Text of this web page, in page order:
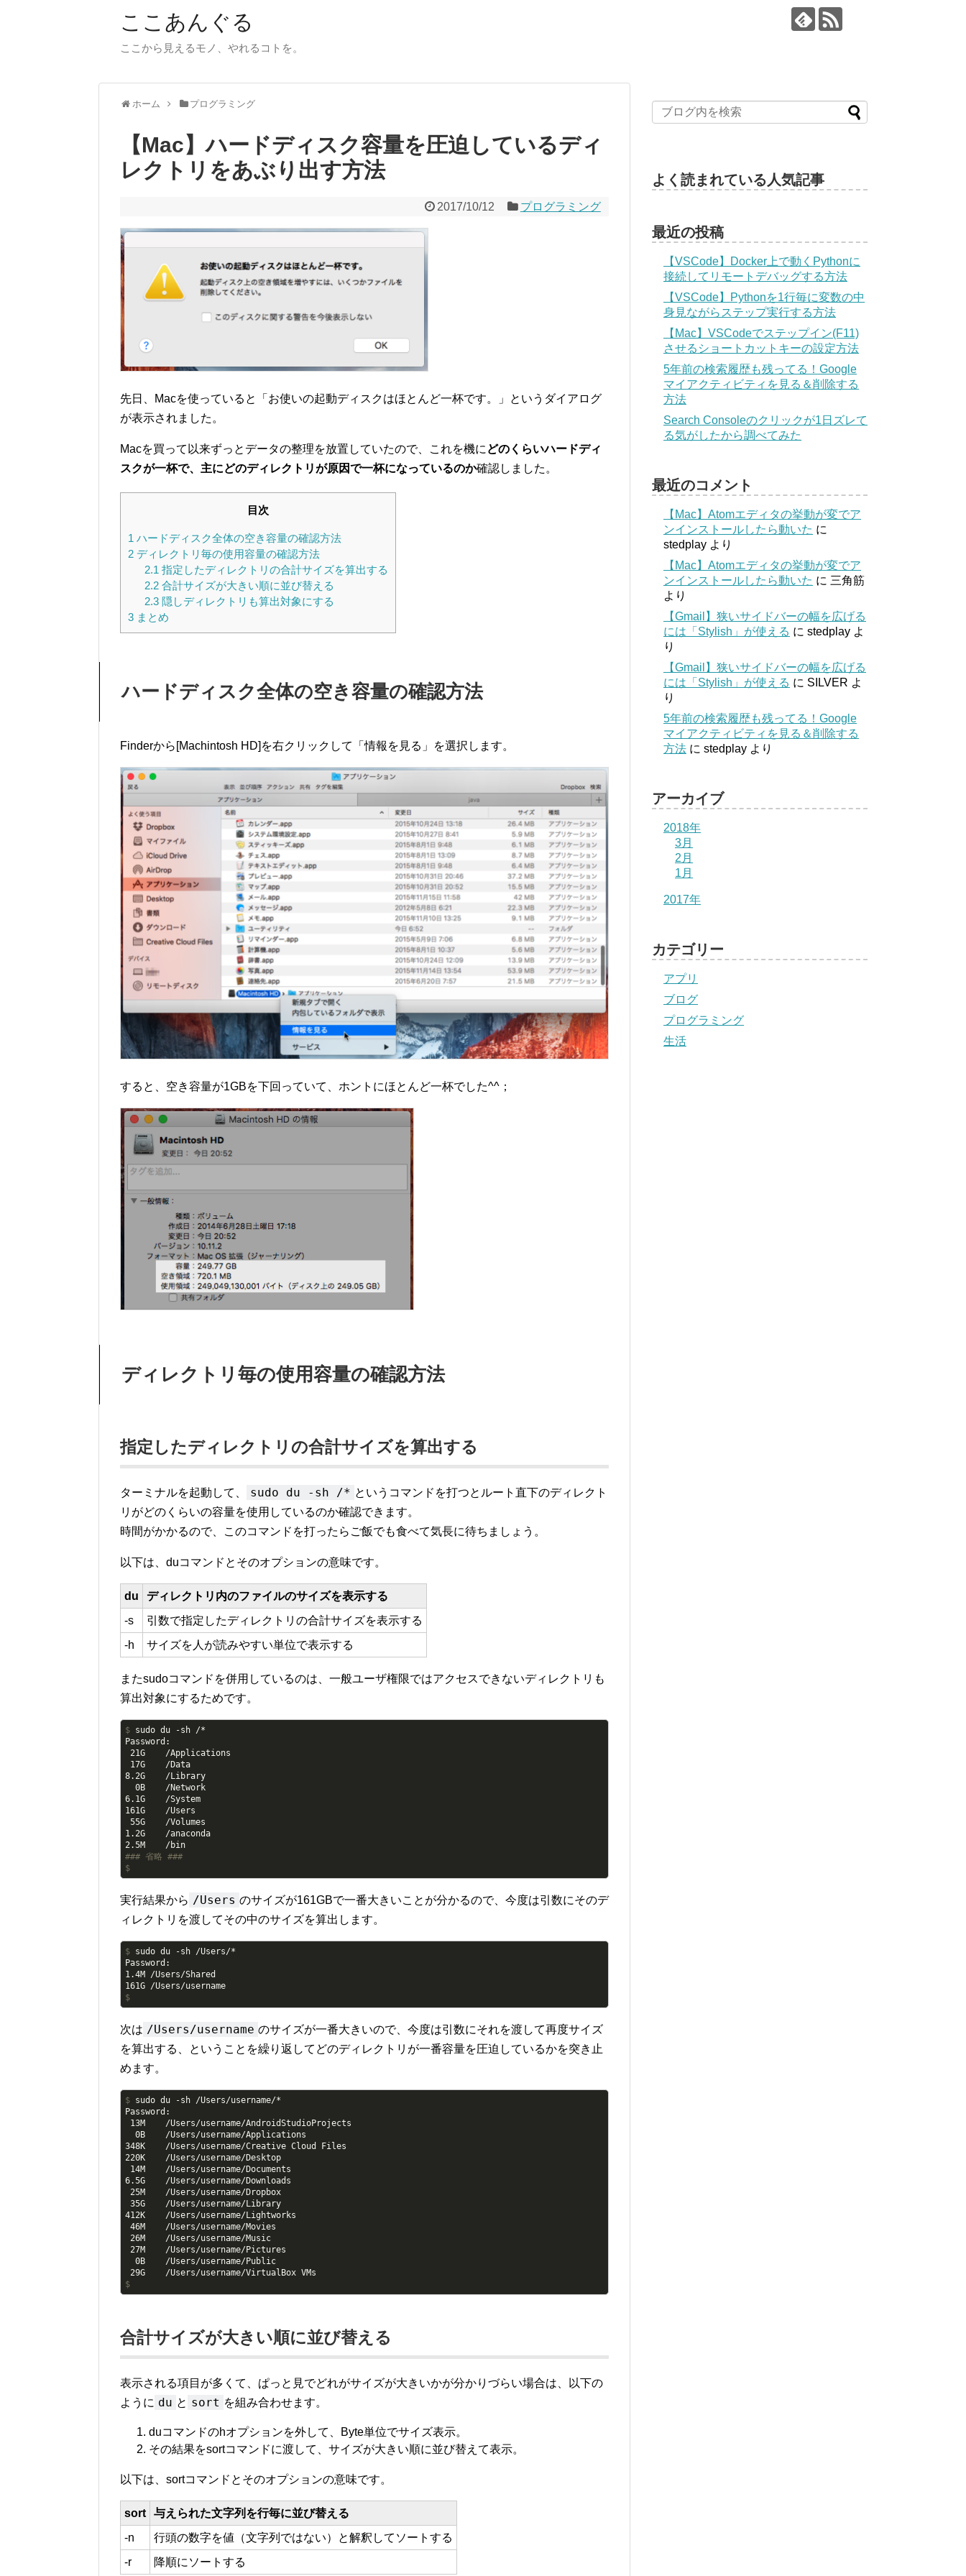
ここあんぐる
ここから見えるモノ、やれるコトを。
ホーム プログラミング
【Mac】ハードディスク容量を圧迫しているディ
レクトリをあぶり出す方法
2017/10/12 プログラミング
先日、Macを使っていると「お使いの起動ディスクはほとんど一杯です。」というダイアログ
が表示されました。
Macを買って以来ずっとデータの整理を放置していたので、これを機に どのくらいハードディ
スクが一杯で、主にどのディレクトリが原因で一杯になっているのか確認しました。
目次
1 ハードディスク全体の空き容量の確認方法
2 ディレクトリ毎の使用容量の確認方法
2.1 指定したディレクトリの合計サイズを算出する
2.2合計サイズが大きい順に並び替える
2.3隠しディレクトリも算出対象にする
3 まとめ
ハードディスク全体の空き容量の確認方法
Finderから[Machintosh HD]を右クリックして「情報を見る」を選択します。
すると、空き容量が1GBを下回っていて、ホントにほとんど一杯でした^^；
ディレクトリ毎の使用容量の確認方法
指定したディレクトリの合計サイズを算出する
ターミナルを起動して、 sudo du -sh /* というコマンドを打つとルート直下のディレクト
リがどのくらいの容量を使用しているのか確認できます。
時間がかかるので、このコマンドを打ったらご飯でも食べて気長に待ちましょう。
以下は、duコマンドとそのオプションの意味です。
du
ディレクトリ内のファイルのサイズを表示する
-s
引数で指定したディレクトリの合計サイズを表示する
-h
サイズを人が読みやすい単位で表示する
またsudoコマンドを併用しているのは、一般ユーザ権限ではアクセスできないディレクトリも
算出対象にするためです。
$ sudo du -sh /*
Password:
21G    /Applications
17G    /Data
8.2G    /Library
  0B    /Network
6.1G    /System
161G    /Users
55G    /Volumes
1.2G    /anaconda
### 省略 ###
$
実行結果から /Users のサイズが161GBで一番大きいことが分かるので、今度は引数にそのデ
ィレクトリを渡してその中のサイズを算出します。
$ sudo du -sh /Users/*
Password:
1.4M /Users/Shared
$
次は /Users/username のサイズが一番大きいので、今度は引数にそれを渡して再度サイズ
を算出する、ということを繰り返してどのディレクトリが一番容量を圧迫しているかを突き止
めます。
$ sudo du -sh /Users/username/*
Password:
13M    /Users/username/AndroidStudioProjects
  0B    /Users/username/Applications
348K    /Users/username/Creative Cloud Files
220K    /Users/username/Desktop
14M    /Users/username/Documents
6.5G    /Users/username/Downloads
25M    /Users/username/Dropbox
35G    /Users/username/Library
412K    /Users/username/Lightworks
46M    /Users/username/Movies
26M    /Users/username/Music
27M    /Users/username/Pictures
  0B    /Users/username/Public
$
合計サイズが大きい順に並び替える
表示される項目が多くて、ぱっと見でどれがサイズが大きいかが分かりづらい場合は、以下の
ように du と sort を組み合わせます。
duコマンドのhオプションを外して、Byte単位でサイズ表示。
その結果をsortコマンドに渡して、サイズが大きい順に並び替えて表示。
以下は、sortコマンドとそのオプションの意味です。
sort
与えられた文字列を行毎に並び替える
-n
行頭の数字を値（文字列ではない）と解釈してソートする
-r
降順にソートする
よく読まれている人気記事
最近の投稿
【VSCode】Docker上で動くPythonに
接続してリモートデバッグする方法
【VSCode】Pythonを1行毎に変数の中
身見ながらステップ実行する方法
【Mac】VSCodeでステップイン(F11)
させるショートカットキーの設定方法
5年前の検索履歴も残ってる！Google
マイアクティビティを見る＆削除する
方法
Search Consoleのクリックが1日ズレて
る気がしたから調べてみた
最近のコメント
【Mac】Atomエディタの挙動が変でア
ンインストールしたら動いた に
stedplay より
【Mac】Atomエディタの挙動が変でア
ンインストールしたら動いた に 三角筋
より
【Gmail】狭いサイドバーの幅を広げる
には「Stylish」が使える に stedplay よ
り
【Gmail】狭いサイドバーの幅を広げる
には「Stylish」が使える に SILVER よ
り
5年前の検索履歴も残ってる！Google
マイアクティビティを見る＆削除する
方法 に stedplay より
アーカイブ
2018年
3月
2月
1月
2017年
カテゴリー
アプリ
ブログ
プログラミング
生活